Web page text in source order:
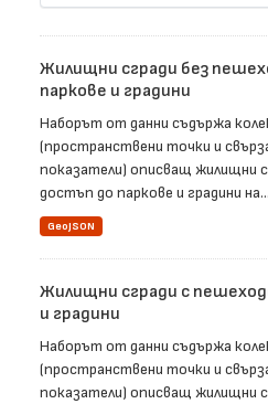
Жилищни сгради без
паркове и градини
Наборът от данни съдържа
(пространствени точки и
показатели) описващ жилищни
достъп до паркове и градини на...
GeoJSON
Жилищни сгради с
и градини
Наборът от данни съдържа
(пространствени точки и
показатели) описващ жилищни